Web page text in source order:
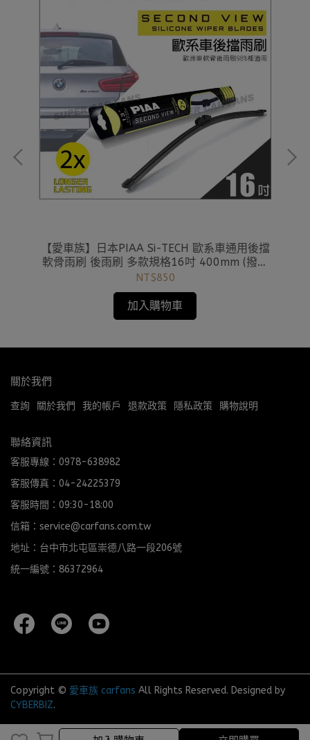
【愛車族】日本PIAA Si-TECH 歐系車通用後擋
軟骨雨刷 後雨刷 多款規格16吋 400mm (撥水
矽膠雨刷) 歐洲車用
NT$850
加入購物車
關於我們
查詢 關於我們 我的帳戶 退款政策 隱私政策 購物說明
聯絡資訊
客服專線：0978-638982
客服傳真：04-24225379
客服時間：09:30-18:00
信箱：service@carfans.com.tw
地址：台中市北屯區崇德八路一段206號
統一編號：86372964
Copyright © 愛車族 carfans All Rights Reserved. Designed by
CYBERBIZ.